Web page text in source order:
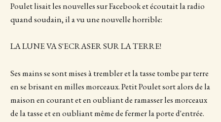
Poulet lisait les nouvelles sur Facebook et écoutait la radio
quand soudain, il a vu une nouvelle horrible:
LA LUNE VA S'ECRASER SUR LA TERRE!
Ses mains se sont mises à trembler et la tasse tombe par terre
en se brisant en milles morceaux. Petit Poulet sort alors de la
maison en courant et en oubliant de ramasser les morceaux
de la tasse et en oubliant même de fermer la porte d'entrée.